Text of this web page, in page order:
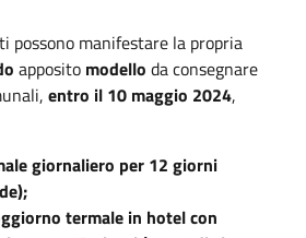
possono manifestare la propria
apposito modello da consegnare
entro il 10 maggio 2024,
giornaliero per 12 giorni
termale in hotel con